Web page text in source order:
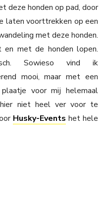
deze honden op pad, door
laten voorttrekken op een
met deze honden.
en met de honden lopen.
Sowieso vind ik
mooi, maar met een
voor mij helemaal
niet heel ver voor te
Husky-Events het hele